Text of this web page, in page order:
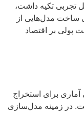
تجربی تکیه داشت،
ساخت مدل‌هایی از
پولی بر اقتصاد
آماری برای استخراج
در زمینه مدل‌سازی